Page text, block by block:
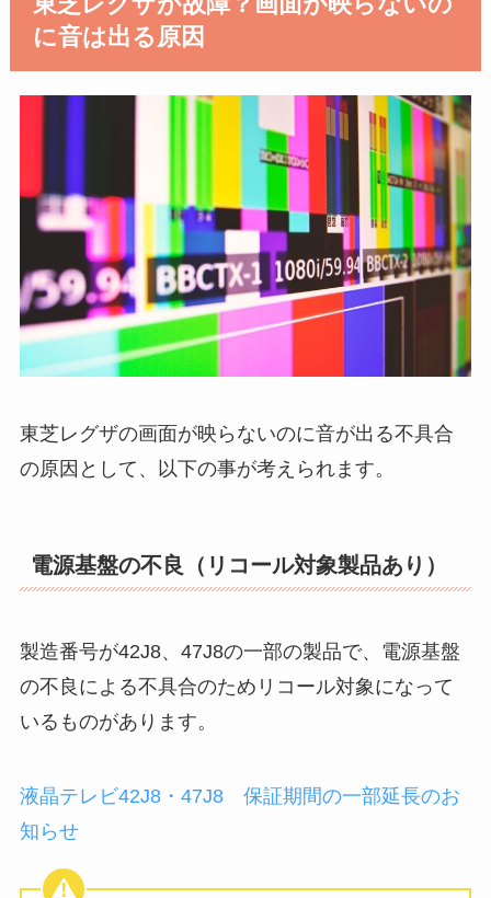
に音は出る原因
東芝レグザの画面が映らないのに音が出る不具合
の原因として、以下の事が考えられます。
電源基盤の不良（リコール対象製品あり）
製造番号が42J8、47J8の一部の製品で、電源基盤
の不良による不具合のためリコール対象になって
いるものがあります。
液晶テレビ42J8・47J8 保証期間の一部延長のお
知らせ